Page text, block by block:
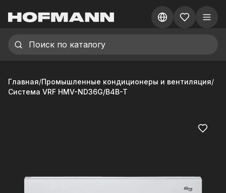
Главная/Промышленные кондиционеры и вентиляция/
Система VRF HMV-ND36G/B4B-T